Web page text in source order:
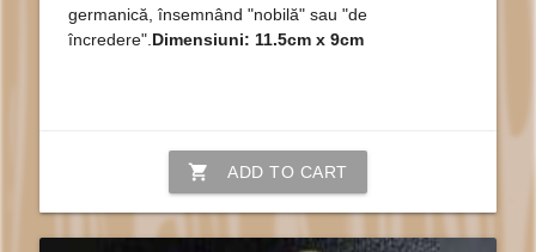
germanică, însemnând "nobilă" sau "de
încredere". Dimensiuni: 11.5cm x 9cm
shopping_cart ADD TO CART